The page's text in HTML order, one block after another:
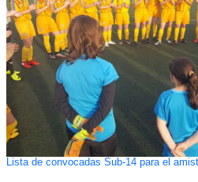
Lista de convocadas Sub-14 para el